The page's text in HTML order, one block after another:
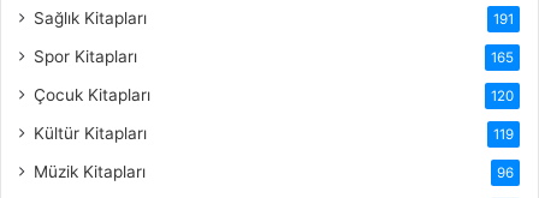
Sağlık Kitapları 191
Spor Kitapları 165
Çocuk Kitapları 120
Kültür Kitapları 119
Müzik Kitapları 96